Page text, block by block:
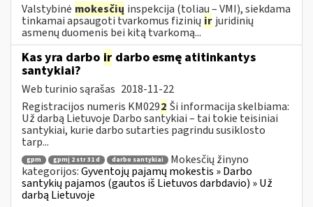
Valstybinė mokesčių inspekcija (toliau – VMI), siekdama
tinkamai apsaugoti tvarkomus fizinių ir juridinių
asmenų duomenis bei kitą tvarkomą...
Kas yra darbo ir darbo esmę atitinkantys
santykiai?
Web turinio sąrašas 2018-11-22
Registracijos numeris KM0292 Ši informacija skelbiama:
Už darbą Lietuvoje Darbo santykiai – tai tokie teisiniai
santykiai, kurie darbo sutarties pagrindu susiklosto
tarp...
gpm gpmį 2 str 31 d darbo santykiai
Mokesčių žinyno
kategorijos:Gyventojų pajamų mokestis » Darbo
santykių pajamos (gautos iš Lietuvos darbdavio) » Už
darbą Lietuvoje